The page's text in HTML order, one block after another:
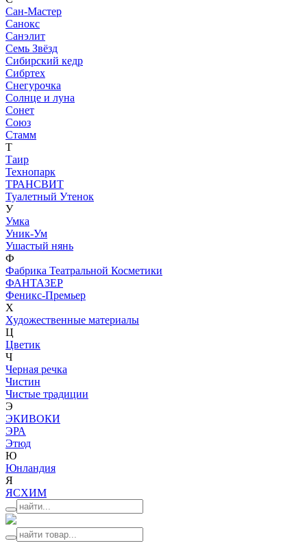
Сан-Мастер
Санокс
Санэлит
Семь Звёзд
Сибирский кедр
Сибртех
Снегурочка
Солнце и луна
Сонет
Союз
Стамм
Т
Таир
Технопарк
ТРАНСВИТ
Туалетный Утенок
У
Умка
Уник-Ум
Ушастый нянь
Ф
Фабрика Театральной Косметики
ФАНТАЗЕР
Феникс-Премьер
Х
Художественные материалы
Ц
Цветик
Ч
Черная речка
Чистин
Чистые традиции
Э
ЭКИВОКИ
ЭРА
Этюд
Ю
Юнландия
Я
ЯСХИМ